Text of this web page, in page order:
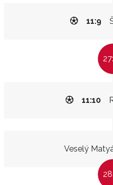
11:9
11:10
Veselý